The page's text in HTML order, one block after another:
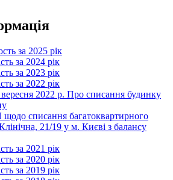
за 2025 рік
за 2024 рік
за 2023 рік
за 2022 рік
2022 р. Про списання будинку
списання багатоквартирного
21/19 у м. Києві з балансу
за 2021 рік
за 2020 рік
за 2019 рік